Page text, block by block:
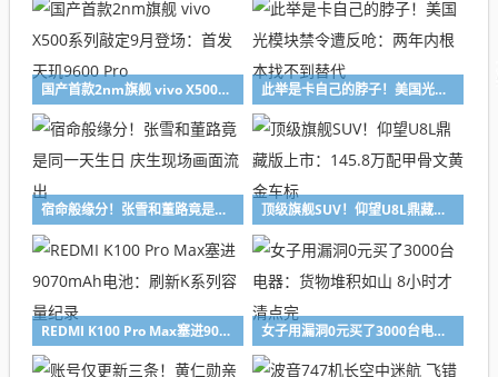
国产首款2nm旗舰 vivo X500系列敲定9月登场：首发天玑9600 Pro 此举是卡自己的脖子！美国光模块禁令遭反呛：两年内根本找不到替代
宿命般缘分！张雪和董路竟是同一天生日 庆生现场画面流出 顶级旗舰SUV！仰望U8L鼎藏版上市：145.8万配甲骨文黄金车标
REDMI K100 Pro Max塞进9070mAh电池：刷新K系列容量纪录 女子用漏洞0元买了3000台电器：货物堆积如山 8小时才清点完